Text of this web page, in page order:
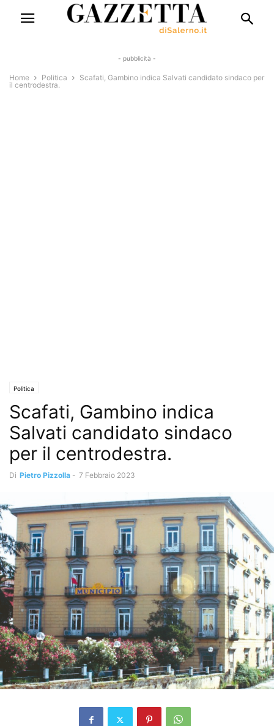
- pubblicità -
Home Politica
Scafati, Gambino indica Salvati candidato sindaco per
il centrodestra.
Politica
Scafati, Gambino indica
Salvati candidato sindaco
per il centrodestra.
Di Pietro Pizzolla - 7 Febbraio 2023